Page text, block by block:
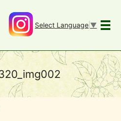
メ
Select Language ▼